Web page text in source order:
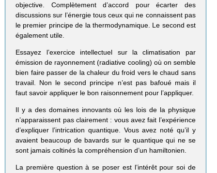
objective. Complètement d’accord pour écarter des
discussions sur l’énergie tous ceux qui ne connaissent pas
le premier principe de la thermodynamique. Le second est
également utile.
Essayez l’exercice intellectuel sur la climatisation par
émission de rayonnement (radiative cooling) où on semble
bien faire passer de la chaleur du froid vers le chaud sans
travail. Non le second principe n’est pas bafoué mais il
faut savoir appliquer le bon raisonnement pour l’appliquer.
Il y a des domaines innovants où les lois de la physique
n’apparaissent pas clairement : vous avez fait l’expérience
d’expliquer l’intrication quantique. Vous avez noté qu’il y
avaient beaucoup de bavards sur le quantique qui ne se
sont jamais coltinés la compréhension d’un hamiltonien.
La première question à se poser est l’intérêt pour soi de